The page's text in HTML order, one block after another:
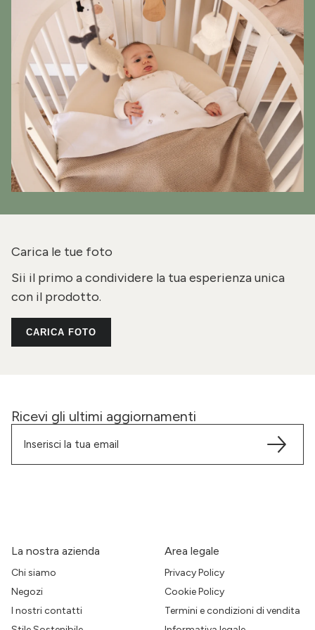
Carica le tue foto
Sii il primo a condividere la tua esperienza unica
con il prodotto.
CARICA FOTO
Ricevi gli ultimi aggiornamenti
La nostra azienda
Chi siamo
Negozi
I nostri contatti
Area legale
Privacy Policy
Cookie Policy
Termini e condizioni di vendita